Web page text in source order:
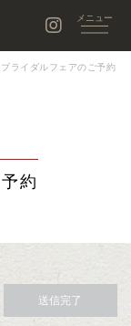
ブライダルフェアのご予約
約
送信完了